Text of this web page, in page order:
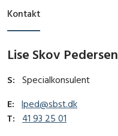
Kontakt
Lise Skov Pedersen
S:
Specialkonsulent
E:
lped@sbst.dk
T:
41 93 25 01